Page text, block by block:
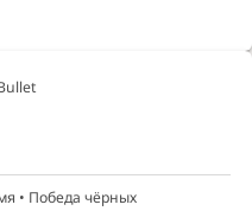
• Победа чёрных